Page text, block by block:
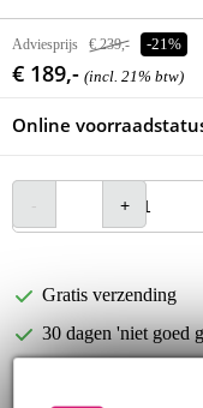
Adviesprijs € 239,- -21%
€ 189,- (incl. 21% btw)
Online
Gratis verzending
30 dagen 'niet goed